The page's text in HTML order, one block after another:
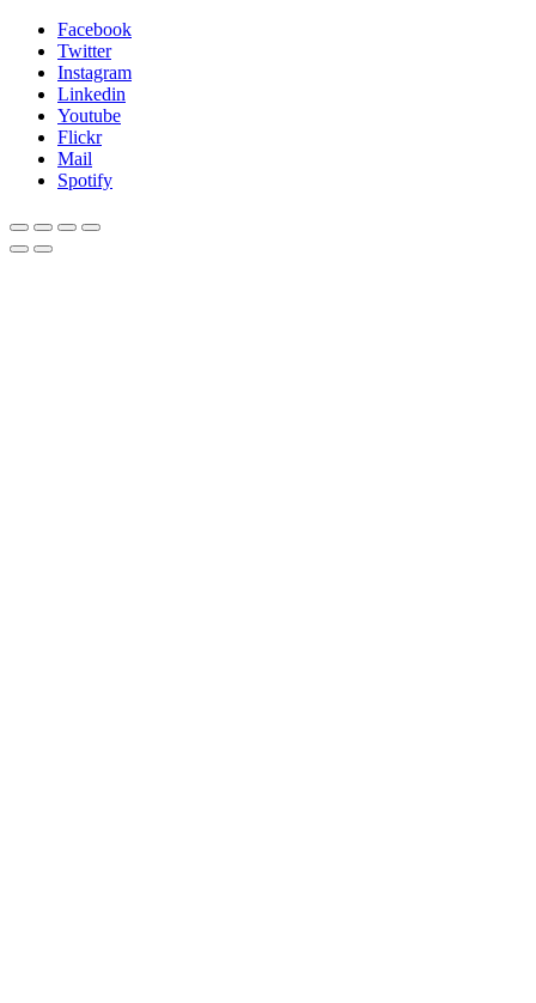
Facebook
Twitter
Instagram
Linkedin
Youtube
Flickr
Mail
Spotify